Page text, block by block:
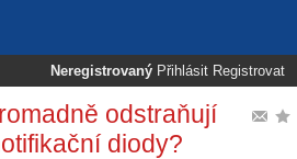
Neregistrovaný Přihlásit Registrovat
odstraňují
diody?